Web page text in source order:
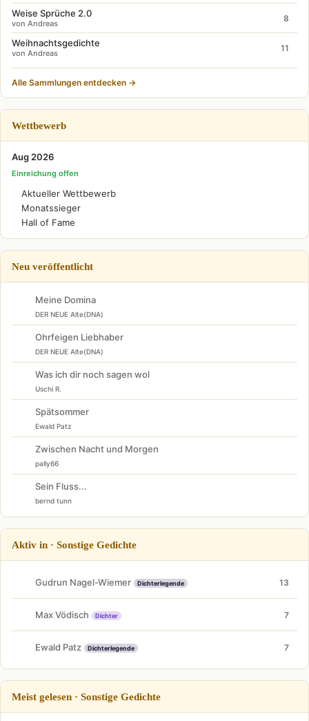
Weise Sprüche 2.0
von Andreas
8
Weihnachtsgedichte
von Andreas
11
Alle Sammlungen entdecken →
Wettbewerb
Aug 2026
Einreichung offen
Aktueller Wettbewerb
Monatssieger
Hall of Fame
Neu veröffentlicht
Meine Domina
DER NEUE Alte(DNA)
Ohrfeigen Liebhaber
DER NEUE Alte(DNA)
Was ich dir noch sagen wol
Uschi R.
Spätsommer
Ewald Patz
Zwischen Nacht und Morgen
pally66
Sein Fluss...
bernd tunn
Aktiv in · Sonstige Gedichte
Gudrun Nagel-Wiemer Dichterlegende 13
Max Vödisch Dichter 7
Ewald Patz Dichterlegende 7
Meist gelesen · Sonstige Gedichte